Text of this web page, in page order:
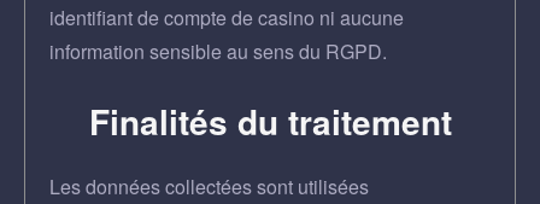
identifiant de compte de casino ni aucune
information sensible au sens du RGPD.
Finalités du traitement
Les données collectées sont utilisées